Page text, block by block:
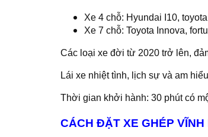
Xe 4 chỗ: Hyundai I10,
Xe 7 chỗ: Toyota Innova,
Các loại xe đời từ 2020 trở lên,
Lái xe nhiệt tình, lịch sự và am
Thời gian khởi hành: 30 phút có
CÁCH ĐẶT XE GHÉP